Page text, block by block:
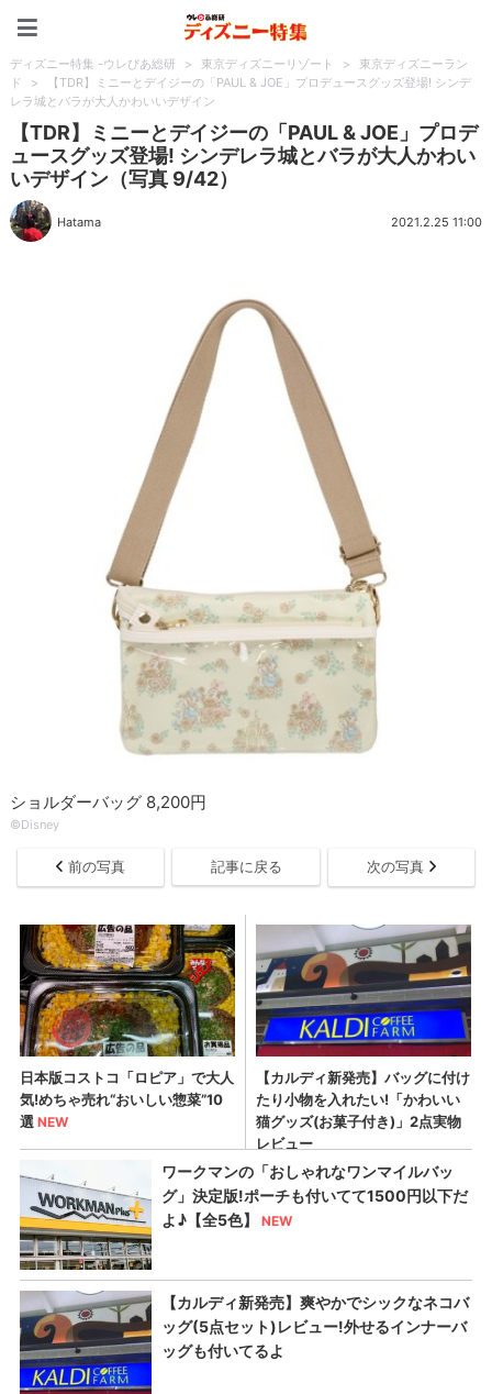
ディズニー特集 -ウレぴあ総研 > 東京ディズニーリゾート >
東京ディズニーラン
ド
>
【TDR】ミニーとデイジーの「PAUL & JOE」プロデュースグッズ登場! シンデ
レラ城とバラが大人かわいいデザイン
【TDR】ミニーとデイジーの「PAUL & JOE」プロデ
ュースグッズ登場! シンデレラ城とバラが大人かわい
いデザイン（写真 9/42）
Hatama 2021.2.25 11:00
ショルダーバッグ 8,200円
©Disney
前の写真 記事に戻る 次の写真